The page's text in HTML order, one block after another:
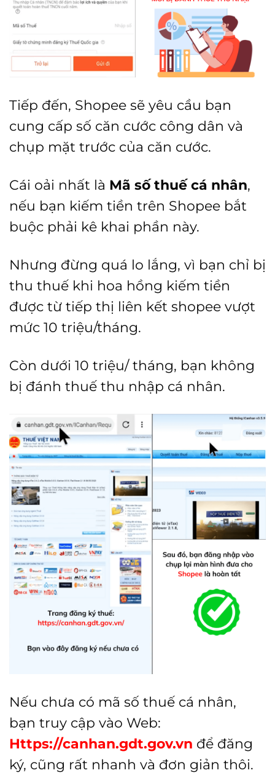
Tiếp đến, Shopee sẽ yêu cầu bạn
cung cấp số căn cước công dân và
chụp mặt trước của căn cước.
Cái oải nhất là Mã số thuế cá nhân,
nếu bạn kiếm tiền trên Shopee bắt
buộc phải kê khai phần này.
Nhưng đừng quá lo lắng, vì bạn chỉ bị
thu thuế khi hoa hồng kiếm tiền
được từ tiếp thị liên kết shopee vượt
mức 10 triệu/tháng.
Còn dưới 10 triệu/ tháng, bạn không
bị đánh thuế thu nhập cá nhân.
Nếu chưa có mã số thuế cá nhân,
bạn truy cập vào Web:
Https://canhan.gdt.gov.vn để đăng
ký, cũng rất nhanh và đơn giản thôi.